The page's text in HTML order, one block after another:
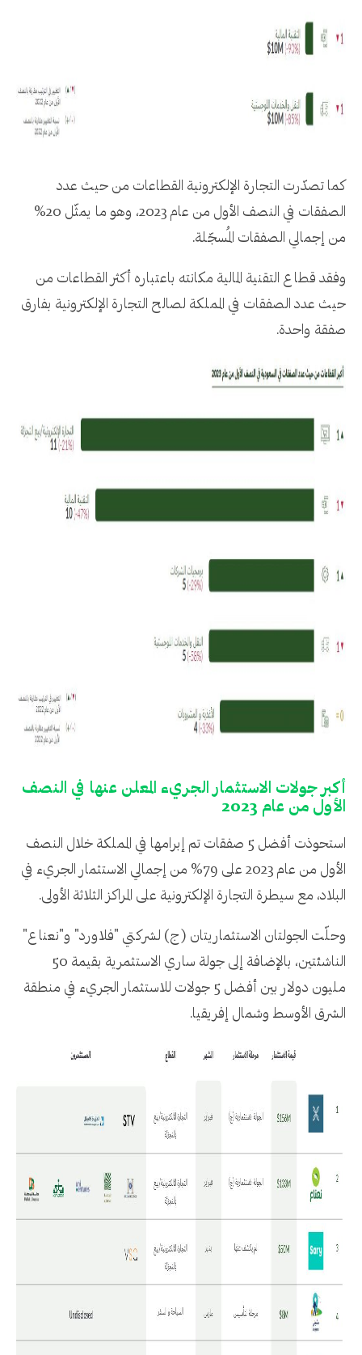
كما تصدّرت التجارة الإلكترونية القطاعات من حيث عدد
الصفقات في النصف الأول من عام 2023، وهو ما يمثّل 20%
من إجمالي الصفقات المُسجّلة.
وفقد قطاع التقنية المالية مكانته باعتباره أكثر القطاعات من
حيث عدد الصفقات في المملكة لصالح التجارة الإلكترونية بفارق
صفقة واحدة.
أكبر جولات الاستثمار الجريء المعلن عنها في النصف
الأول من عام 2023
استحوذت أفضل 5 صفقات تم إبرامها في المملكة خلال النصف
الأول من عام 2023 على 79% من إجمالي الاستثمار الجريء في
البلاد، مع سيطرة التجارة الإلكترونية على المراكز الثلاثة الأولى.
وحلّت الجولتان الاستثماريتان (ج) لشركتي "فلاورد" و"نعناع"
الناشئتين، بالإضافة إلى جولة ساري الاستثمرية بقيمة 50
مليون دولار بين أفضل 5 جولات للاستثمار الجريء في منطقة
الشرق الأوسط وشمال إفريقيا.